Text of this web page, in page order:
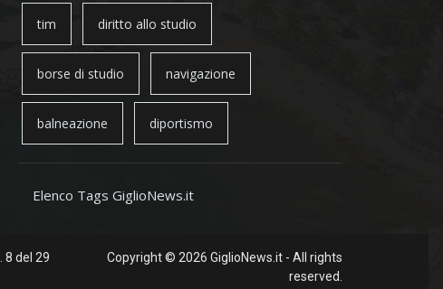
tim diritto allo studio
borse di studio navigazione
balneazione diportismo
Elenco Tags GiglioNews.it
8 del 29
Copyright © 2026 GiglioNews.it - All rights
reserved.